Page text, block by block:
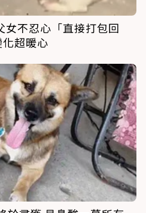
女不忍心「直接打包回
超暖心